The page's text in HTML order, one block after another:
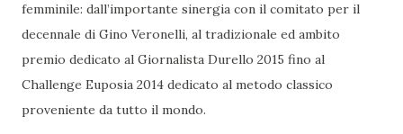
femminile: dall’importante sinergia con il comitato per il
decennale di Gino Veronelli, al tradizionale ed ambito
premio dedicato al Giornalista Durello 2015 fino al
Challenge Euposia 2014 dedicato al metodo classico
proveniente da tutto il mondo.